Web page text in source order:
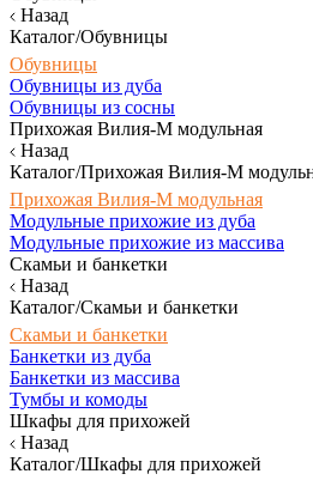
Назад
Каталог/Обувницы
Обувницы
Обувницы из дуба
Обувницы из сосны
Прихожая Вилия-М модульная
Назад
Каталог/Прихожая Вилия-М
Прихожая Вилия-М модульная
Модульные прихожие из дуба
Модульные прихожие из массива
Скамьи и банкетки
Назад
Каталог/Скамьи и банкетки
Скамьи и банкетки
Банкетки из дуба
Банкетки из массива
Тумбы и комоды
Шкафы для прихожей
Назад
Каталог/Шкафы для прихожей